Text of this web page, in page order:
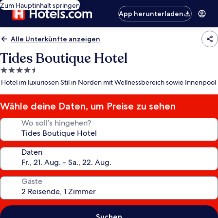
Zum Hauptinhalt springen
App herunterladen
Alle Unterkünfte anzeigen
Tides Boutique Hotel
4.5-
Sterne-
Hotel im luxuriösen Stil in Norden mit Wellnessbereich sowie Innenpool
Wähle deine Daten, um Preise zu sehen
Wo soll’s hingehen?
Daten
Gäste